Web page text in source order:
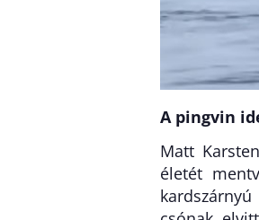
A pingvin
Matt
életét